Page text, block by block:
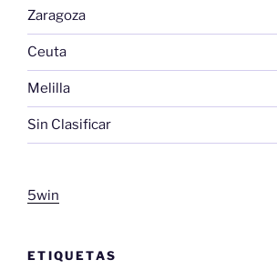
Zaragoza
Ceuta
Melilla
Sin Clasificar
5win
ETIQUETAS